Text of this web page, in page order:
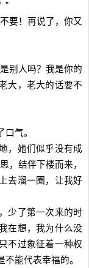
”
要！再说了，你又
别人吗？我是你的
大，老大的话要不
气。
，她们似乎没有成
，结伴下楼而来，
去溜一圈，让我好
少了第一次来的时
在想，我为什么没
不过象征着一种权
能代表幸福的。